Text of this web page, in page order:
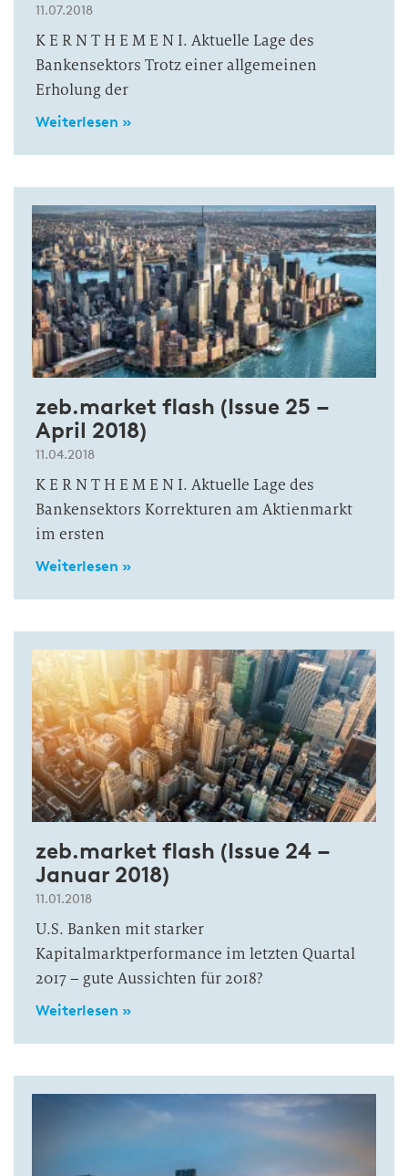
11.07.2018
K E R N T H E M E N I. Aktuelle Lage des
Bankensektors Trotz einer allgemeinen
Erholung der
Weiterlesen »
zeb.market flash (Issue 25 –
April 2018)
11.04.2018
K E R N T H E M E N I. Aktuelle Lage des
Bankensektors Korrekturen am Aktienmarkt
im ersten
Weiterlesen »
zeb.market flash (Issue 24 –
Januar 2018)
11.01.2018
U.S. Banken mit starker
Kapitalmarktperformance im letzten Quartal
2017 – gute Aussichten für 2018?
Weiterlesen »